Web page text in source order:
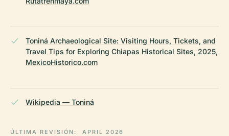
Toniná Archaeological Site: Visiting Hours, Tickets, and
Travel Tips for Exploring Chiapas Historical Sites, 2025,
MexicoHistorico.com
Wikipedia — Toniná
ÚLTIMA REVISIÓN: APRIL 2026